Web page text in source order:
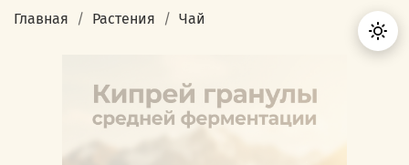
Главная Растения Чай